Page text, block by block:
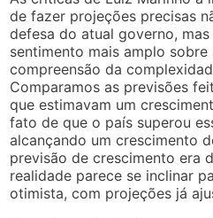
de fazer projeções precisas
defesa do atual governo,
sentimento mais amplo sobre
compreensão da
Comparamos as previsões
que estimavam um
fato de que o país superou
alcançando um crescimento
previsão de crescimento era
realidade parece se inclinar
otimista, com projeções já